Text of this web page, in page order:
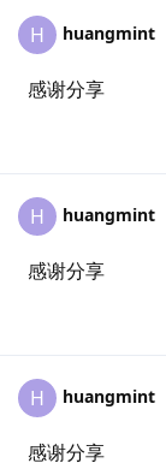
H huangmint
感谢分享
H huangmint
感谢分享
H huangmint
感谢分享